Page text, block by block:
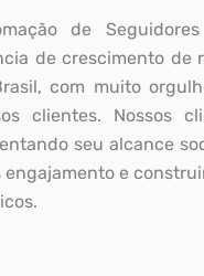
de
de crescimento de
com muito
clientes. Nossos
seu alcance
engajamento e